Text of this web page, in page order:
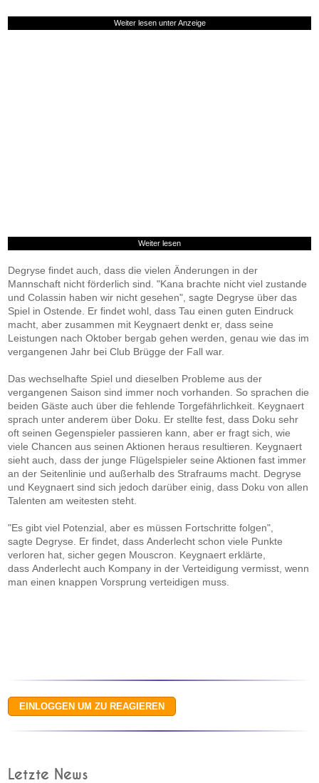
Weiter lesen unter Anzeige
Weiter lesen
Degryse findet auch, dass die vielen Änderungen in der
Mannschaft nicht förderlich sind. "Kana brachte nicht viel zustande
und Colassin haben wir nicht gesehen", sagte Degryse über das
Spiel in Ostende. Er findet wohl, dass Tau einen guten Eindruck
macht, aber zusammen mit Keygnaert denkt er, dass seine
Leistungen nach Oktober bergab gehen werden, genau wie das im
vergangenen Jahr bei Club Brügge der Fall war.
Das wechselhafte Spiel und dieselben Probleme aus der
vergangenen Saison sind immer noch vorhanden. So sprachen die
beiden Gäste auch über die fehlende Torgefährlichkeit. Keygnaert
sprach unter anderem über Doku. Er stellte fest, dass Doku sehr
oft seinen Gegenspieler passieren kann, aber er fragt sich, wie
viele Chancen aus seinen Aktionen heraus resultieren. Keygnaert
sieht auch, dass der junge Flügelspieler seine Aktionen fast immer
an der Seitenlinie und außerhalb des Strafraums macht. Degryse
und Keygnaert sind sich jedoch darüber einig, dass Doku von allen
Talenten am weitesten steht.
"Es gibt viel Potenzial, aber es müssen Fortschritte folgen",
sagte Degryse. Er findet, dass Anderlecht schon viele Punkte
verloren hat, sicher gegen Mouscron. Keygnaert erklärte,
dass Anderlecht auch Kompany in der Verteidigung vermisst, wenn
man einen knappen Vorsprung verteidigen muss.
Letzte News